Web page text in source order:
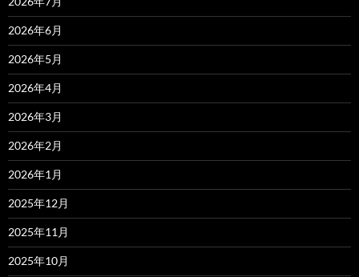
2026年6月
2026年5月
2026年4月
2026年3月
2026年2月
2026年1月
2025年12月
2025年11月
2025年10月